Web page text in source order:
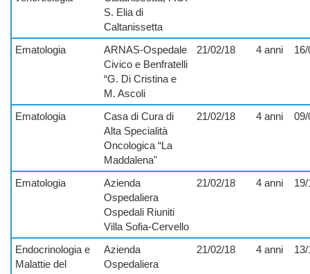
S. Elia di
Caltanissetta
Ematologia
ARNAS-Ospedale
Civico e Benfratelli
“G. Di Cristina e
M. Ascoli
21/02/18 4 anni
Ematologia
Casa di Cura di
Alta Specialità
Oncologica “La
Maddalena"
21/02/18 4 anni 09/
Ematologia
Azienda
Ospedaliera
Ospedali Riuniti
Villa Sofia-Cervello
21/02/18 4 anni
Endocrinologia e
Malattie del
Azienda
Ospedaliera
21/02/18 4 anni